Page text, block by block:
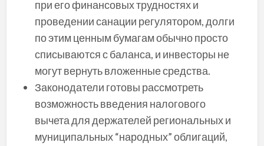
при его финансовых трудностях и
проведении санации регулятором, долги
по этим ценным бумагам обычно просто
списываются с баланса, и инвесторы не
могут вернуть вложенные средства.
Законодатели готовы рассмотреть
возможность введения налогового
вычета для держателей региональных и
муниципальных “народных” облигаций,